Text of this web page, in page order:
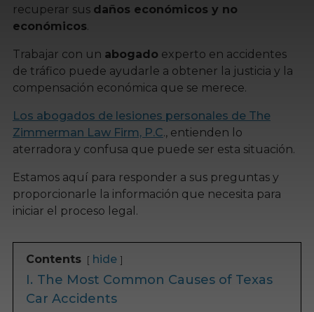
recuperar sus daños económicos y no
económicos.
Trabajar con un abogado experto en accidentes
de tráfico puede ayudarle a obtener la justicia y la
compensación económica que se merece.
Los abogados de lesiones personales de The
Zimmerman Law Firm, P.C., entienden lo
aterradora y confusa que puede ser esta situación.
Estamos aquí para responder a sus preguntas y
proporcionarle la información que necesita para
iniciar el proceso legal.
Contents hide
I. The Most Common Causes of Texas
Car Accidents